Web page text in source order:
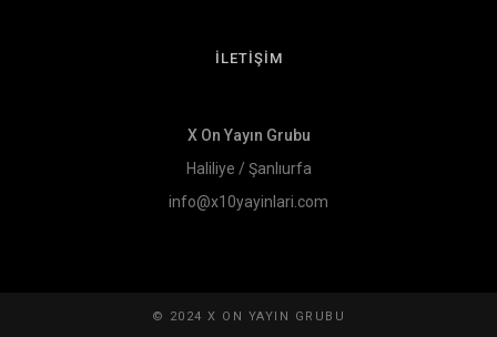
İLETİŞİM
X On Yayın Grubu
Haliliye / Şanlıurfa
info@x10yayinlari.com
© 2024 X ON YAYIN GRUBU